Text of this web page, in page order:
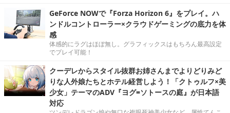
GeForce NOWで『Forza Horizon 6』をプレイ。ハ
ンドルコントローラー×クラウドゲーミングの底力を体
感
体感的にラグはほぼ無し。グラフィックスはもちろん最高設定
でプレイ可能！
クーデレからスタイル抜群お姉さんまでよりどりみど
りな人外娘たちとホテル経営しよう！「クトゥルフ×美
少女」テーマのADV『ヨグ=ソトースの庭』が日本語
対応